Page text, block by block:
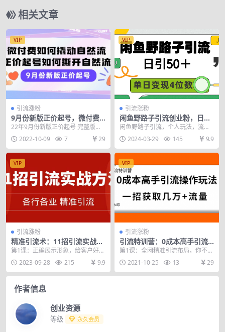
相关文章
VIP
引流涨粉
9月份新版正价起号，微付费
如何撬动自然流，正价起号如
何撕开自然流
22年9月份新版正价起号 完整版详
细教学 微付费如何撬动自然流量 正
价起号如何撕...
2022-10-09 7 29
VIP
引流涨粉
闲鱼野路子引流创业粉，日引
50＋，单日变现四位数
闲鱼野路子引流，个人玩法，流量
稳定后，能做到每天日稳定变现四
位数 课程讲的比较详...
2024-03-29 145 9.9
VIP
引流涨粉
精准引流术：11招引流实战方
法，让你私域流量加到爆（11
第1课：正确展示形象，给客户好印
象，客户立马记住你 第2课：精准
引流3步法，让客...
2023-09-28 215 9.9
VIP
引流涨粉
引流特训营：0成本高手引流
操作玩法，一招获取几万+流
第1课：全网精准引流布局，你不得
不学的2种引流思维技巧 第2课：微
商创业高手零成...
2021-10-25 13 29
作者信息
创业资源
等级 永久会员